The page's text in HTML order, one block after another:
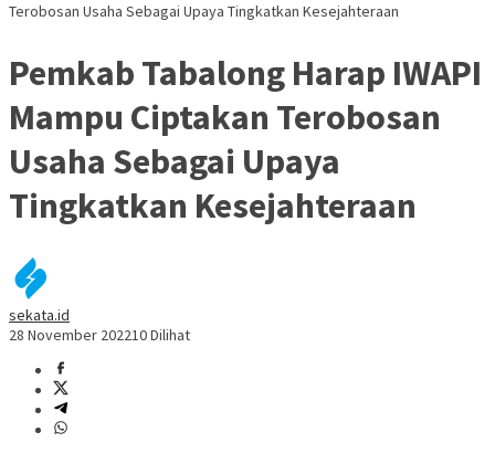
Terobosan Usaha Sebagai Upaya Tingkatkan Kesejahteraan
Pemkab Tabalong Harap IWAPI
Mampu Ciptakan Terobosan
Usaha Sebagai Upaya
Tingkatkan Kesejahteraan
sekata.id
28 November 202210 Dilihat